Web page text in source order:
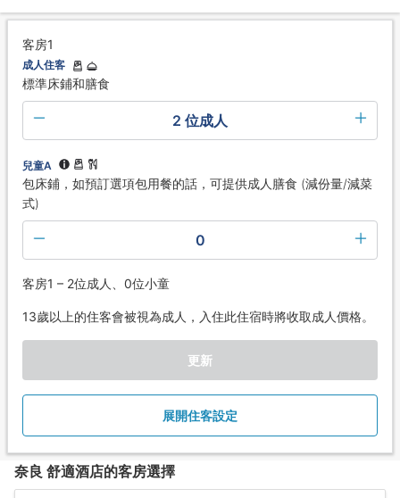
客房1
成人住客
標準床鋪和膳食
2 位成人
兒童A
包床鋪，如預訂選項包用餐的話，可提供成人膳食 (減份量/減菜
式)
0
客房1 – 2位成人、0位小童
13歲以上的住客會被視為成人，入住此住宿時將收取成人價格。
更新
展開住客設定
奈良 舒適酒店的客房選擇